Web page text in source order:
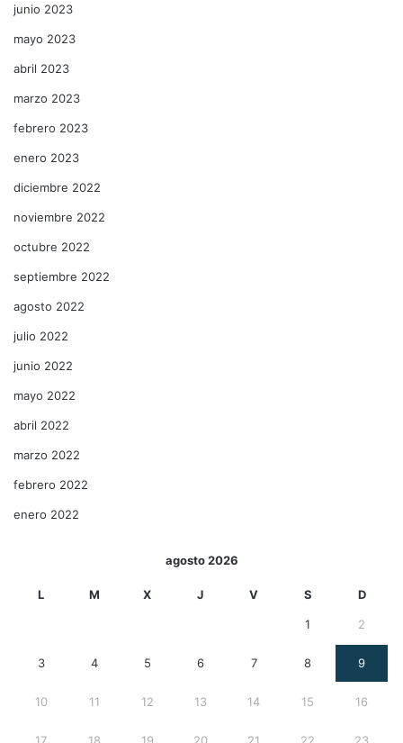
junio 2023
mayo 2023
abril 2023
marzo 2023
febrero 2023
enero 2023
diciembre 2022
noviembre 2022
octubre 2022
septiembre 2022
agosto 2022
julio 2022
junio 2022
mayo 2022
abril 2022
marzo 2022
febrero 2022
enero 2022
agosto 2026
L M X J V S D
1 2
3 4 5 6 7 8 9
10 11 12 13 14 15 16